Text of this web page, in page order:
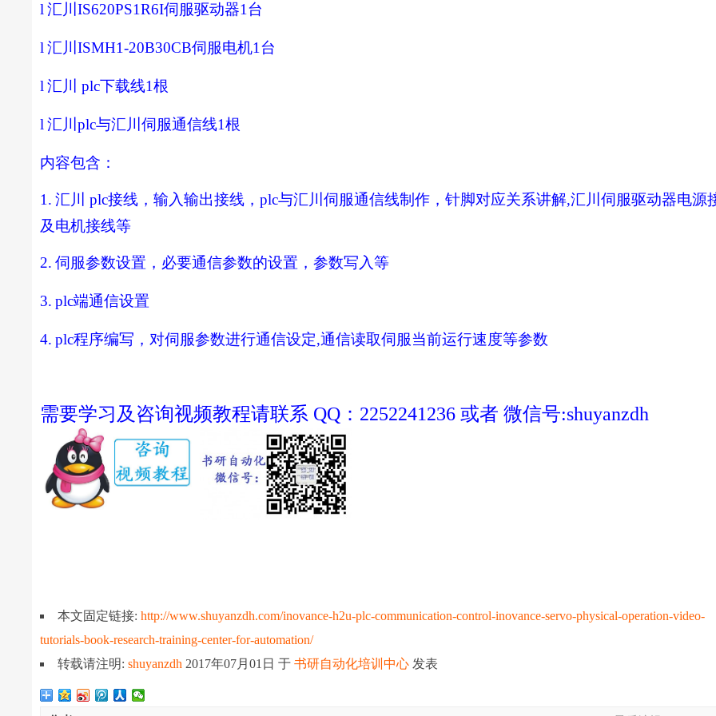
l 汇川IS620PS1R6I伺服驱动器1台
l 汇川ISMH1-20B30CB伺服电机1台
l 汇川plc下载线1根
l 汇川plc与汇川伺服通信线1根
内容包含：
1. 汇川 plc接线，输入输出接线，plc与汇川伺服通信线制作，针脚对应关系讲解,汇川伺服驱动器电源
及电机接线等
2. 伺服参数设置，必要通信参数的设置，参数写入等
3. plc端通信设置
4. plc程序编写，对伺服参数进行通信设定,通信读取伺服当前运行速度等参数
需要学习及咨询视频教程请联系 QQ：2252241236 或者 微信号:shuyanzdh
本文固定链接:http://www.shuyanzdh.com/inovance-h2u-plc-communication-control-inovance-servo-physical-operation-video-
tutorials-book-research-training-center-for-automation/
转载请注明:shuyanzdh 2017年07月01日于书研自动化培训中心 发表